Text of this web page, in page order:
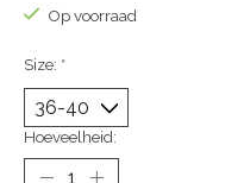
Op voorraad
Size: *
Hoeveelheid: